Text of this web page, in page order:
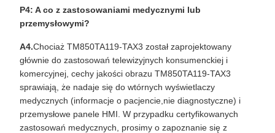
P4: A co z zastosowaniami medycznymi lub
przemysłowymi?
A4.Chociaż TM850TA119-TAX3 został zaprojektowany
głównie do zastosowań telewizyjnych konsumenckiej i
komercyjnej, cechy jakości obrazu TM850TA119-TAX3
sprawiają, że nadaje się do wtórnych wyświetlaczy
medycznych (informacje o pacjencie,nie diagnostyczne) i
przemysłowe panele HMI. W przypadku certyfikowanych
zastosowań medycznych, prosimy o zapoznanie się z